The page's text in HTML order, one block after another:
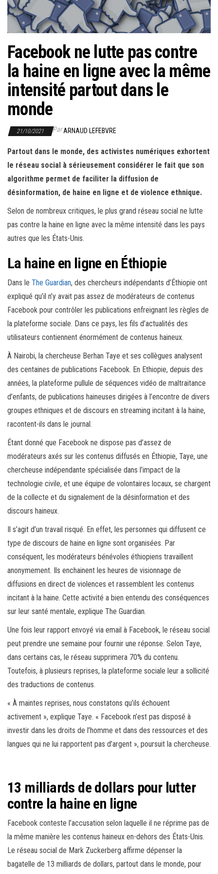
l
a
v
o
n
Facebook ne lutte pas contre
la haine en ligne avec la même
intensité partout dans le
monde
21/10/2021 ParARNAUD LEFEBVRE
Partout dans le monde, des activistes numériques exhortent
le réseau social à sérieusement considérer le fait que son
algorithme permet de faciliter la diffusion de
désinformation, de haine en ligne et de violence ethnique.
Selon de nombreux critiques, le plus grand réseau social ne lutte
pas contre la haine en ligne avec la même intensité dans les pays
autres que les États-Unis.
La haine en ligne en Éthiopie
Dans le The Guardian, des chercheurs indépendants d’Éthiopie ont
expliqué qu’il n’y avait pas assez de modérateurs de contenus
Facebook pour contrôler les publications enfreignant les règles de
la plateforme sociale. Dans ce pays, les fils d’actualités des
utilisateurs contiennent énormément de contenus haineux.
À Nairobi, la chercheuse Berhan Taye et ses collègues analysent
des centaines de publications Facebook. En Ethiopie, depuis des
années, la plateforme pullule de séquences vidéo de maltraitance
d’enfants, de publications haineuses dirigées à l’encontre de divers
groupes ethniques et de discours en streaming incitant à la haine,
racontent-ils dans le journal.
Étant donné que Facebook ne dispose pas d’assez de
modérateurs axés sur les contenus diffusés en Éthiopie, Taye, une
chercheuse indépendante spécialisée dans l’impact de la
technologie civile, et une équipe de volontaires locaux, se chargent
de la collecte et du signalement de la désinformation et des
discours haineux.
Il s’agit d’un travail risqué. En effet, les personnes qui diffusent ce
type de discours de haine en ligne sont organisées. Par
conséquent, les modérateurs bénévoles éthiopiens travaillent
anonymement. Ils enchainent les heures de visionnage de
diffusions en direct de violences et rassemblent les contenus
incitant à la haine. Cette activité a bien entendu des conséquences
sur leur santé mentale, explique The Guardian.
Une fois leur rapport envoyé via email à Facebook, le réseau social
peut prendre une semaine pour fournir une réponse. Selon Taye,
dans certains cas, le réseau supprimera 70% du contenu.
Toutefois, à plusieurs reprises, la plateforme sociale leur a sollicité
des traductions de contenus.
« À maintes reprises, nous constatons qu’ils échouent
activement », explique Taye. « Facebook n’est pas disposé à
investir dans les droits de l’homme et dans des ressources et des
langues qui ne lui rapportent pas d’argent », poursuit la chercheuse.
13 milliards de dollars pour lutter
contre la haine en ligne
Facebook conteste l’accusation selon laquelle il ne réprime pas de
la même manière les contenus haineux en-dehors des États-Unis.
Le réseau social de Mark Zuckerberg affirme dépenser la
bagatelle de 13 milliards de dollars, partout dans le monde, pour